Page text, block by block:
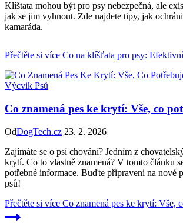
Klíštata mohou být pro psy nebezpečná, ale
jak se jim vyhnout. Zde najdete tipy, jak
kamaráda.
Přečtěte si více Co na klíšťata pro psy:
Výcvik Psů
Co znamená pes ke krytí: Vše, co
OdDogTech.cz 23. 2. 2026
Zajímáte se o psí chování? Jedním z
krytí. Co to vlastně znamená? V tomto článku
potřebné informace. Buďte připraveni na nové
psů!
Přečtěte si více Co znamená pes ke krytí: Vše,